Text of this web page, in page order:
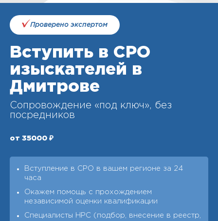
Проверено экспертом
Вступить в СРО
изыскателей в
Дмитрове
Сопровождение «под ключ», без
посредников
от 35000 ₽
Вступление в СРО в вашем регионе за 24
часа
Окажем помощь с прохождением
независимой оценки квалификации
Специалисты НРС (подбор, внесение в реестр,